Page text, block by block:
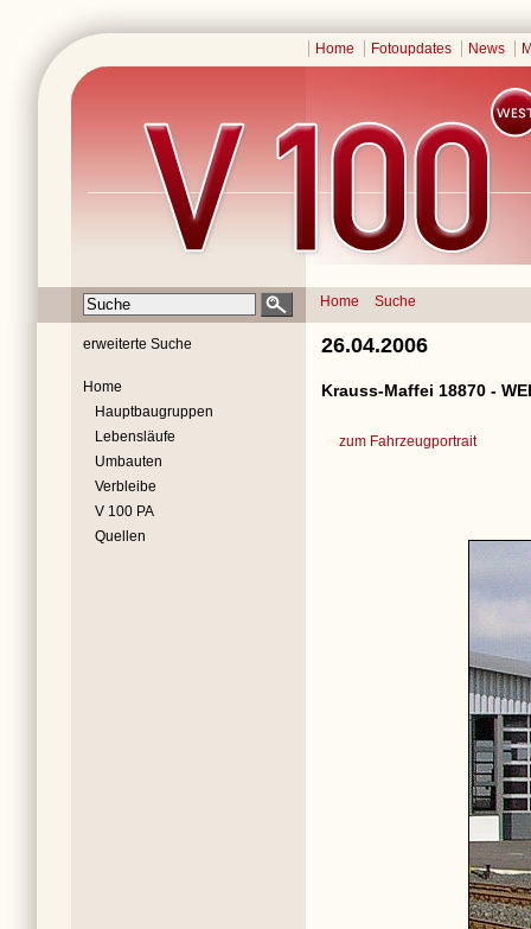
Home Fotoupdates News
Home Suche
erweiterte Suche
Home
Hauptbaugruppen
Lebensläufe
Umbauten
Verbleibe
V 100 PA
Quellen
26.04.2006
Krauss-Maffei 18870 -
zum Fahrzeugportrait